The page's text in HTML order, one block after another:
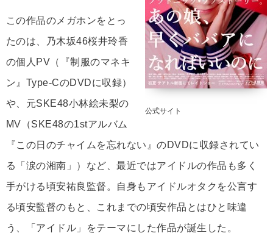
公式サイト
この作品のメガホンをとっ
たのは、乃木坂46桜井玲香
の個人PV（『制服のマネキ
ン』Type-CのDVDに収録）
や、元SKE48小林絵未梨の
MV（SKE48の1stアルバム
『この日のチャイムを忘れない』のDVDに収録されてい
る「涙の湘南」）など、最近ではアイドルの作品も多く
手がける頃安祐良監督。自身もアイドルオタクを公言す
る頃安監督のもと、これまでの頃安作品とはひと味違
う、「アイドル」をテーマにした作品が誕生した。